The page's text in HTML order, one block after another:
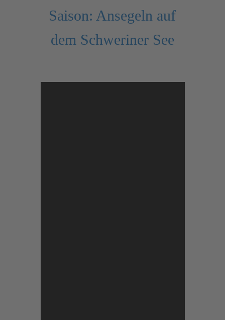
Saison: Ansegeln auf
dem Schweriner See